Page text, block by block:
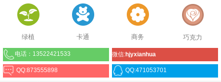
绿植 卡通 商务 巧克力
电话：13522421533 微信:hjyxianhua
QQ:873555898 QQ:471053701